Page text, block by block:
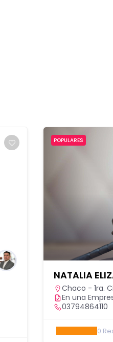
POPULARES
NATALIA
Chaco - 1ra.
En una
03794864110
0